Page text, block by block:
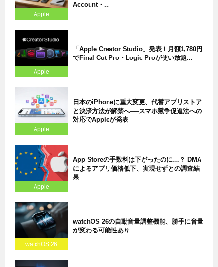
Apple
Account・...
Apple
「Apple Creator Studio」発表！月額1,780円
でFinal Cut Pro・Logic Proが使い放題...
Apple
日本のiPhoneに重大変更、代替アプリストア
と決済方法が解禁へ──スマホ競争促進法への
対応でAppleが発表
Apple
App Storeの手数料は下がったのに…？ DMA
によるアプリ価格低下、実現せずとの調査結
果
watchOS 26
watchOS 26の自動音量調整機能、勝手に音量
が変わる可能性あり